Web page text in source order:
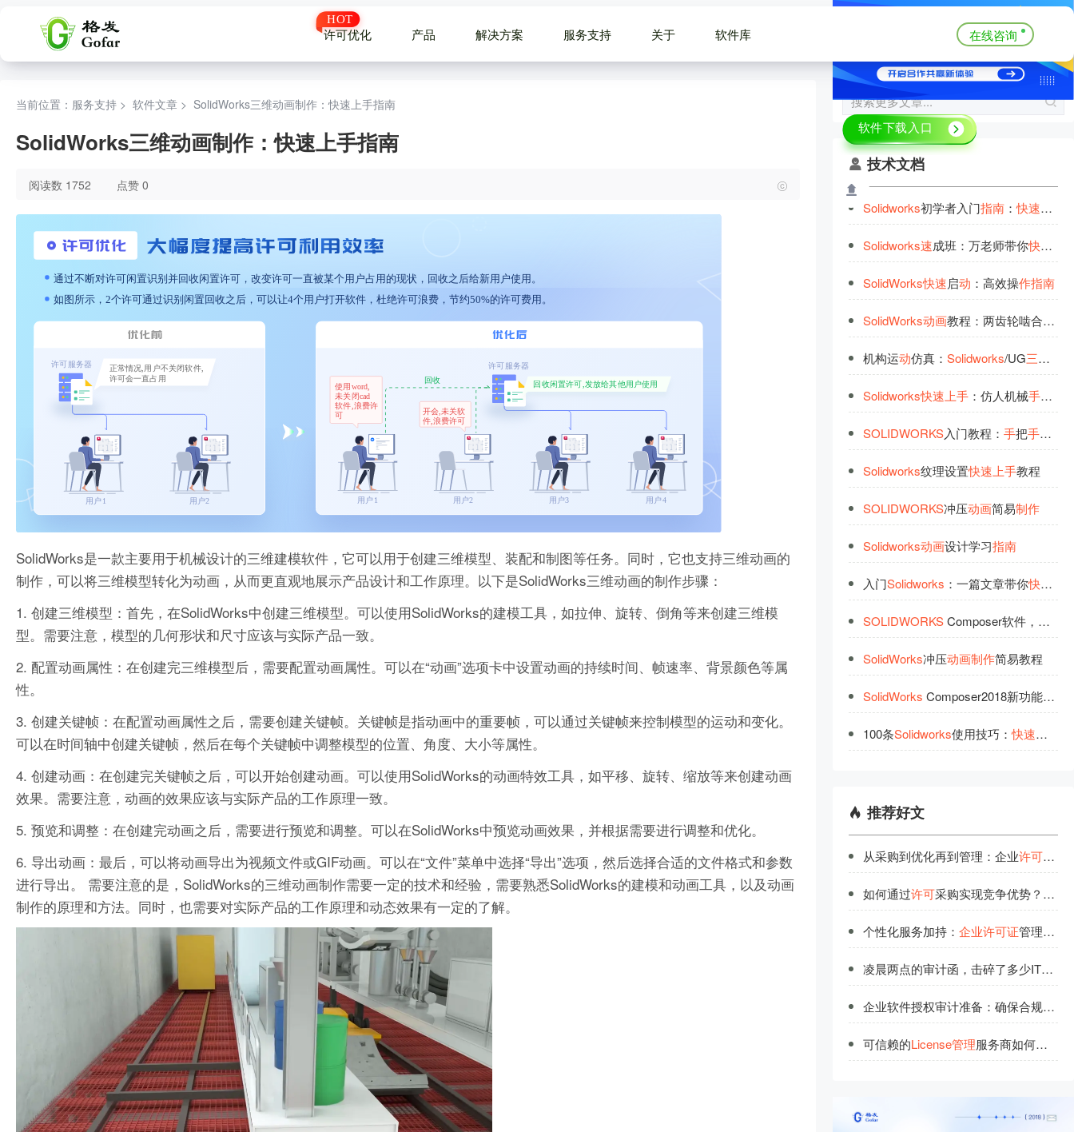
许可优化 产品 解决方案 服务支持 关于 软件库 在线咨询
当前位置：服务支持 > 软件文章 > SolidWorks三维动画制作：快速上手指南
SolidWorks三维动画制作：快速上手指南
阅读数 1752 点赞 0
SolidWorks是一款主要用于机械设计的三维建模软件，它可以用于创建三维模型、装配和制图等任务。同时，它也支持三维动画的
制作，可以将三维模型转化为动画，从而更直观地展示产品设计和工作原理。以下是SolidWorks三维动画的制作步骤：
1. 创建三维模型：首先，在SolidWorks中创建三维模型。可以使用SolidWorks的建模工具，如拉伸、旋转、倒角等来创建三维模
型。需要注意，模型的几何形状和尺寸应该与实际产品一致。
2. 配置动画属性：在创建完三维模型后，需要配置动画属性。可以在“动画”选项卡中设置动画的持续时间、帧速率、背景颜色等属
性。
3. 创建关键帧：在配置动画属性之后，需要创建关键帧。关键帧是指动画中的重要帧，可以通过关键帧来控制模型的运动和变化。
可以在时间轴中创建关键帧，然后在每个关键帧中调整模型的位置、角度、大小等属性。
4. 创建动画：在创建完关键帧之后，可以开始创建动画。可以使用SolidWorks的动画特效工具，如平移、旋转、缩放等来创建动画
效果。需要注意，动画的效果应该与实际产品的工作原理一致。
5. 预览和调整：在创建完动画之后，需要进行预览和调整。可以在SolidWorks中预览动画效果，并根据需要进行调整和优化。
6. 导出动画：最后，可以将动画导出为视频文件或GIF动画。可以在“文件”菜单中选择“导出”选项，然后选择合适的文件格式和参数
进行导出。 需要注意的是，SolidWorks的三维动画制作需要一定的技术和经验，需要熟悉SolidWorks的建模和动画工具，以及动画
制作的原理和方法。同时，也需要对实际产品的工作原理和动态效果有一定的了解。
技术文档
Solidworks初学者入门指南：快速上
Solidworks速成班：万老师带你快速
SolidWorks快速启动 ：高效操作指南
SolidWorks动画教程：两齿轮啮合动
机构运动仿真： Solidworks/UG三维
Solidworks快速 上手：仿人机械手设计
SOLIDWORKS入门教程： 手把手教你
Solidworks纹理设置快速 上手教程
SOLIDWORKS冲压动画简易制作
Solidworks动画设计学习指南
入门Solidworks ：一篇文章带你快速
SOLIDWORKSComposer软件， 快
SolidWorks冲压动画制作简易教程
SolidWorks Composer2018新功能快
100条Solidworks使用技巧：快速上
推荐好文
从采购到优化再到管理：企业许可全链
如何通过许可采购实现竞争优势？深度解析
个性化服务加持： 企业许可证管理的最佳拍档
凌晨两点的审计函，击碎了多少IT人的安稳觉？
企业软件授权审计准备：确保合规运营的关键步骤
可信赖的License管理服务商如何选择？品牌认证指南